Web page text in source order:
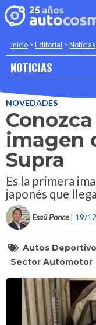
Inicio >Editorial >Noticias
NOTICIAS
NOVEDADES
imagen
Supra
Es la primera
japonés que
Esaú Ponce | 19/
Autos
Sector Automotor